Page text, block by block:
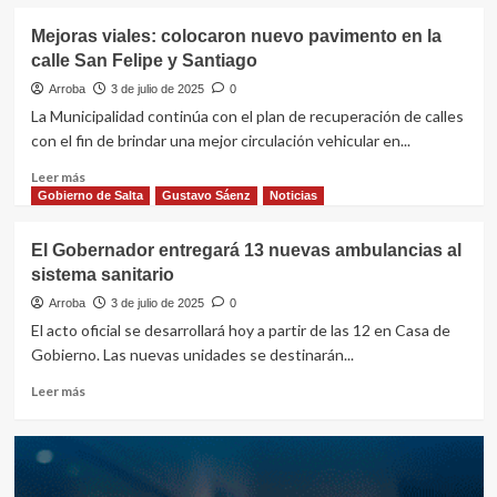
Mejoras viales: colocaron nuevo pavimento en la
calle San Felipe y Santiago
Arroba 3 de julio de 2025 0
La Municipalidad continúa con el plan de recuperación de calles
con el fin de brindar una mejor circulación vehicular en...
Leer másLeer
más
viales:
colocaron
nuevo
la
Santiago
Gobierno de Salta Gustavo Sáenz Noticias
El Gobernador entregará 13 nuevas ambulancias al
sistema sanitario
Arroba 3 de julio de 2025 0
El acto oficial se desarrollará hoy a partir de las 12 en Casa de
Gobierno. Las nuevas unidades se destinarán...
Leer másLeer
Gobernador
entregará